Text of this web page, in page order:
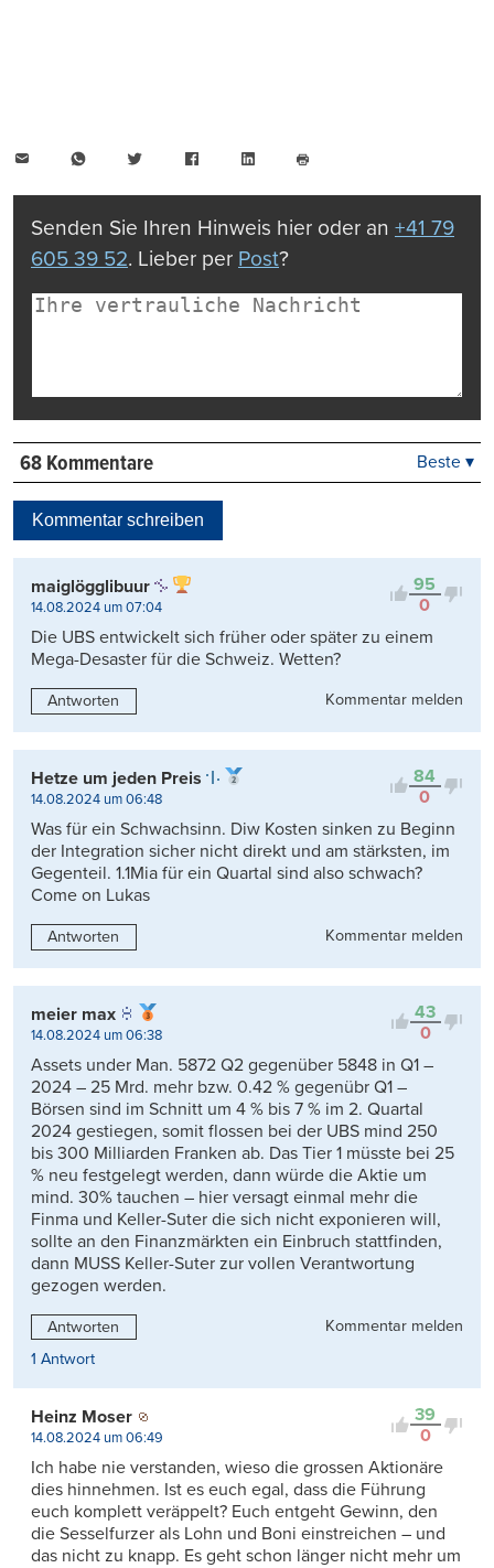
WhatsAppTwitter FacebookLinkedIn
drucken
Senden Sie Ihren Hinweis hier oder an +41 79
605 39 52. Lieber per Post?
68 Kommentare
Kontrovers
Beste ▾
Kommentar schreiben
95
0
maiglögglibuur
14.08.2024 um 07:04
Die UBS entwickelt sich früher oder später zu einem
Mega-Desaster für die Schweiz. Wetten?
Antworten Kommentar melden
84
0
Hetze um jeden Preis
14.08.2024 um 06:48
Was für ein Schwachsinn. Diw Kosten sinken zu Beginn
der Integration sicher nicht direkt und am stärksten, im
Gegenteil. 1.1Mia für ein Quartal sind also schwach?
Come on Lukas
Antworten Kommentar melden
43
0
meier max
14.08.2024 um 06:38
Assets under Man. 5872 Q2 gegenüber 5848 in Q1 –
2024 – 25 Mrd. mehr bzw. 0.42 % gegenübr Q1 –
Börsen sind im Schnitt um 4 % bis 7 % im 2. Quartal
2024 gestiegen, somit flossen bei der UBS mind 250
bis 300 Milliarden Franken ab. Das Tier 1 müsste bei 25
% neu festgelegt werden, dann würde die Aktie um
mind. 30% tauchen – hier versagt einmal mehr die
Finma und Keller-Suter die sich nicht exponieren will,
sollte an den Finanzmärkten ein Einbruch stattfinden,
dann MUSS Keller-Suter zur vollen Verantwortung
gezogen werden.
Antworten
Kommentar melden
1 Antwort
39
0
Heinz Moser
14.08.2024 um 06:49
Ich habe nie verstanden, wieso die grossen Aktionäre
dies hinnehmen. Ist es euch egal, dass die Führung
euch komplett veräppelt? Euch entgeht Gewinn, den
die Sesselfurzer als Lohn und Boni einstreichen – und
das nicht zu knapp. Es geht schon länger nicht mehr um